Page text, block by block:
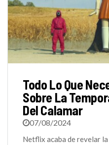
Todo Lo Que
Sobre La
Del Calamar
07/08/2024
Netflix acaba de revelar